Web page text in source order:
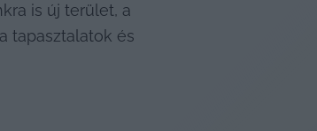
is új terület, a
tapasztalatok és